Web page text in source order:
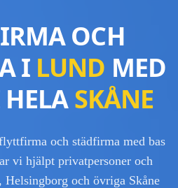
OCH
I LUND MED
HELASKÅNE
och städfirma med bas
vi hjälpt privatpersoner och
och övriga Skåne